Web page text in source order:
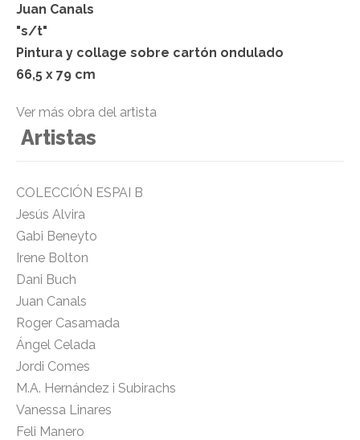
Artistas
COLECCIÓN ESPAI B
Jesús Alvira
Gabi Beneyto
Irene Bolton
Dani Buch
Juan Canals
Roger Casamada
Ángel Celada
Jordi Comes
M.A. Hernández i Subirachs
Vanessa Linares
Feli Manero
Juan Canals
"s/t"
Pintura y collage sobre cartón ondulado
66,5 x 79 cm
Ver más obra del artista